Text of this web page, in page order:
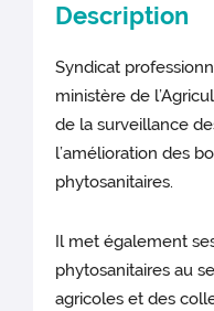
Description
Syndicat
ministère de
de la surveillance
l’amélioration des
phytosanitaires.
Il met également
phytosanitaires au
agricoles et des